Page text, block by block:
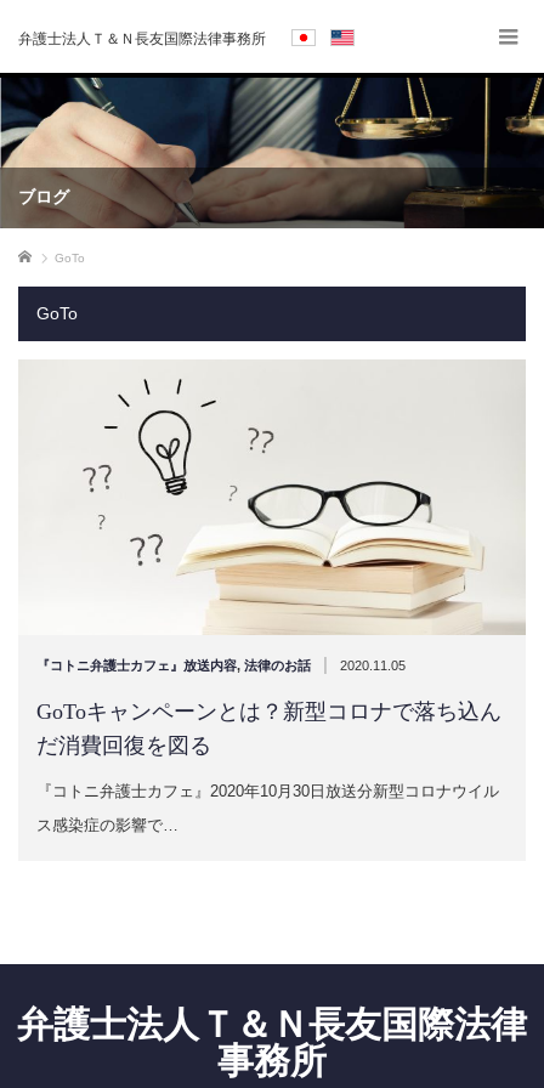
弁護士法人Ｔ＆Ｎ長友国際法律事務所
ブログ
ホーム GoTo
GoTo
『コトニ弁護士カフェ』放送内容, 法律のお話 | 2020.11.05
GoToキャンペーンとは？新型コロナで落ち込ん
だ消費回復を図る
『コトニ弁護士カフェ』2020年10月30日放送分新型コロナウイル
ス感染症の影響で…
弁護士法人Ｔ＆Ｎ長友国際法律
事務所